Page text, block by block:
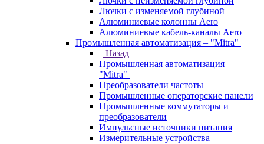
Лючки с изменяемой глубиной
Алюминиевые колонны Aero
Алюминиевые кабель-каналы Aero
Промышленная автоматизация – "Mitra"
Назад
Промышленная автоматизация –
"Mitra"
Преобразователи частоты
Промышленные операторские панели
Промышленные коммутаторы и
преобразователи
Импульсные источники питания
Измерительные устройства